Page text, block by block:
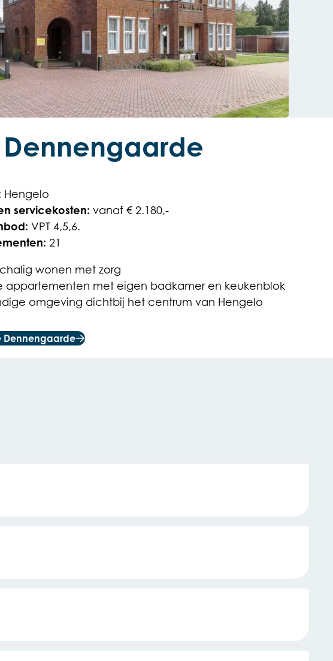
Hengelo
servicekosten: vanaf € 2.180,-
VPT 4,5,6.
21
wonen met zorg
appartementen met eigen badkamer en keukenblok
omgeving dichtbij het centrum van Hengelo
Dennengaarde